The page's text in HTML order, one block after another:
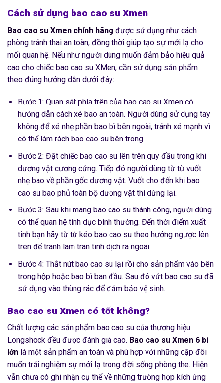
Cách sử dụng bao cao su Xmen
Bao cao su Xmen chính hãng được sử dụng như cách
phòng tránh thai an toàn, đồng thời giúp tạo sự mới lạ cho
mối quan hệ. Nếu như người dùng muốn đảm bảo hiệu quả
cao cho chiếc bao cao su XMen, cần sử dụng sản phẩm
theo đúng hướng dẫn dưới đây:
Bước 1: Quan sát phía trên của bao cao su Xmen có
hướng dẫn cách xé bao an toàn. Người dùng sử dụng tay
không để xé nhẹ phần bao bì bên ngoài, tránh xé mạnh vì
có thể làm rách bao cao su bên trong.
Bước 2: Đặt chiếc bao cao su lên trên quy đầu trong khi
dương vật cương cứng. Tiếp đó người dùng từ từ vuốt
nhẹ bao về phần gốc dương vật. Vuốt cho đến khi bao
cao su bao phủ toàn bộ dương vật thì dừng lại.
Bước 3: Sau khi mang bao cao su thành công, người dùng
có thể quan hệ tình dục bình thường. Đến thời điểm xuất
tinh bạn hãy từ từ kéo bao cao su theo hướng ngược lên
trên để tránh làm tràn tinh dịch ra ngoài.
Bước 4: Thắt nút bao cao su lại rồi cho sản phẩm vào bên
trong hộp hoặc bao bì ban đầu. Sau đó vứt bao cao su đã
sử dụng vào thùng rác để đảm bảo vệ sinh.
Bao cao su Xmen có tốt không?
Chất lượng các sản phẩm bao cao su của thương hiệu
Longshock đều được đánh giá cao. Bao cao su Xmen 6 bi
lớn là một sản phẩm an toàn và phù hợp với những cặp đôi
muốn trải nghiệm sự mới lạ trong đời sống phòng the. Hiện
vẫn chưa có ghi nhận cụ thể về những trường hợp kích ứng